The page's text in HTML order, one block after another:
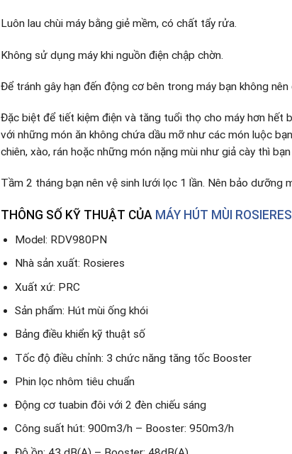
Luôn lau chùi máy bằng giẻ mềm, có chất tẩy rửa.
Không sử dụng máy khi nguồn điện chập chờn.
Để tránh gây hạn đến động cơ bên trong máy bạn không
Đặc biệt để tiết kiệm điện và tăng tuổi thọ cho máy hơn hết
với những món ăn không chứa dầu mỡ như các món luộc
chiên, xào, rán hoặc những món nặng mùi như giả cày thì
Tầm 2 tháng bạn nên vệ sinh lưới lọc 1 lần. Nên bảo
THÔNG SỐ KỸ THUẬT CỦA MÁY HÚT MÙI
Model: RDV980PN
Nhà sản xuất: Rosieres
Xuất xứ: PRC
Sản phẩm: Hút mùi ống khói
Bảng điều khiển kỹ thuật số
Tốc độ điều chỉnh: 3 chức năng tăng tốc Booster
Phin lọc nhôm tiêu chuẩn
Động cơ tuabin đôi với 2 đèn chiếu sáng
Công suất hút: 900m3/h – Booster: 950m3/h